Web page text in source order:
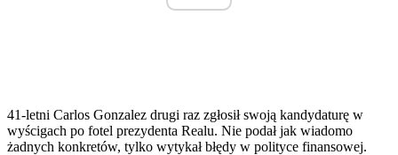
41-letni Carlos Gonzalez drugi raz zgłosił swoją kandydaturę w
wyścigach po fotel prezydenta Realu. Nie podał jak wiadomo
żadnych konkretów, tylko wytykał błędy w polityce finansowej.